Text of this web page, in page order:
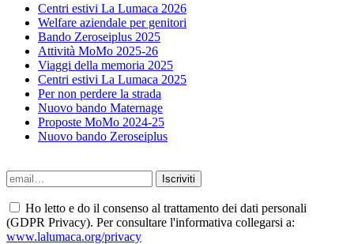
Centri estivi La Lumaca 2026
Welfare aziendale per genitori
Bando Zeroseiplus 2025
Attività MoMo 2025-26
Viaggi della memoria 2025
Centri estivi La Lumaca 2025
Per non perdere la strada
Nuovo bando Maternage
Proposte MoMo 2024-25
Nuovo bando Zeroseiplus
Ho letto e do il consenso al trattamento dei dati personali
(GDPR Privacy). Per consultare l'informativa collegarsi a:
www.lalumaca.org/privacy